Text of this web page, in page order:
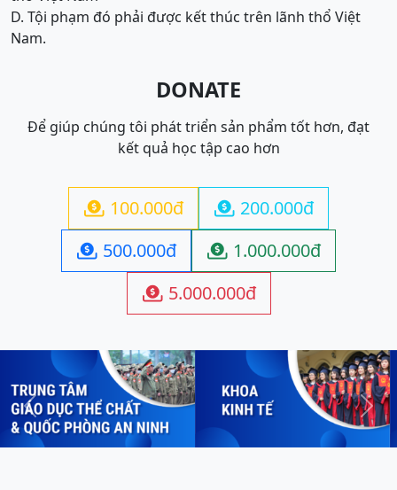
D. Tội phạm đó phải được kết thúc trên lãnh thổ Việt
Nam.
DONATE
Để giúp chúng tôi phát triển sản phẩm tốt hơn, đạt
kết quả học tập cao hơn
 100.000đ  200.000đ
 500.000đ  1.000.000đ
 5.000.000đ
Previous Next